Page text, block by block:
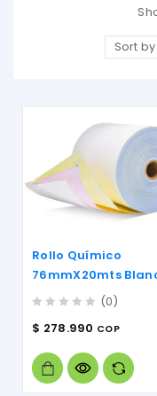
Sort
Rollo Químico
76mmX20mts
Rosado-Amarillo
out
5
(0)
$ 278.990 COP